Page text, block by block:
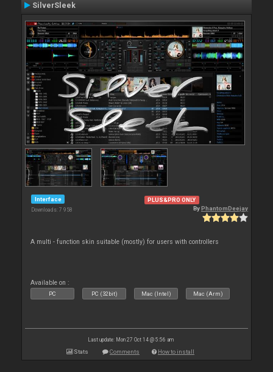
SilverSleek
Interface
Downloads: 7 958
PLUS&PRO ONLY
ByPhantomDeejay
A multi - function skin suitable (mostly) for users with controllers
Available on :
PC PC (32bit) Mac (Intel) Mac (Arm)
Last update: Mon 27 Oct 14 @ 5:56 am
Stats Comments How to install